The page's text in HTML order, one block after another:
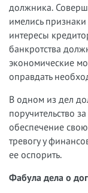
должника.
имелись
интересы
банкротства
экономические
оправдать
В одном из дел
поручительство
обеспечение
тревогу у
ее оспорить.
Фабула дела о